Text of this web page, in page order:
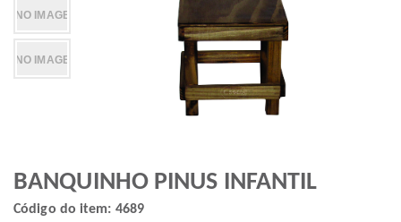
BANQUINHO PINUS INFANTIL
Código do item: 4689